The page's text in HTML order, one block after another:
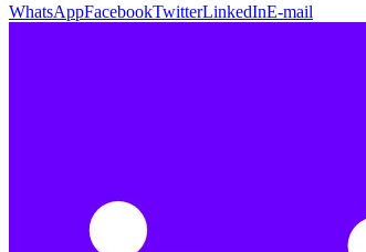
WhatsAppFacebookTwitterLinkedInE-mail